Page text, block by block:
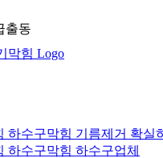
출동
하수구막힘 기름제거 확실
하수구막힘 하수구업체